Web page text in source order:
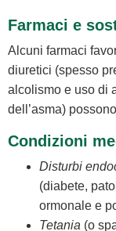
Farmaci e
Alcuni farmaci
diuretici (spesso
alcolismo e uso di
dell’asma)
Condizioni
Disturbi
(diabete,
ormonale e
Tetania (o